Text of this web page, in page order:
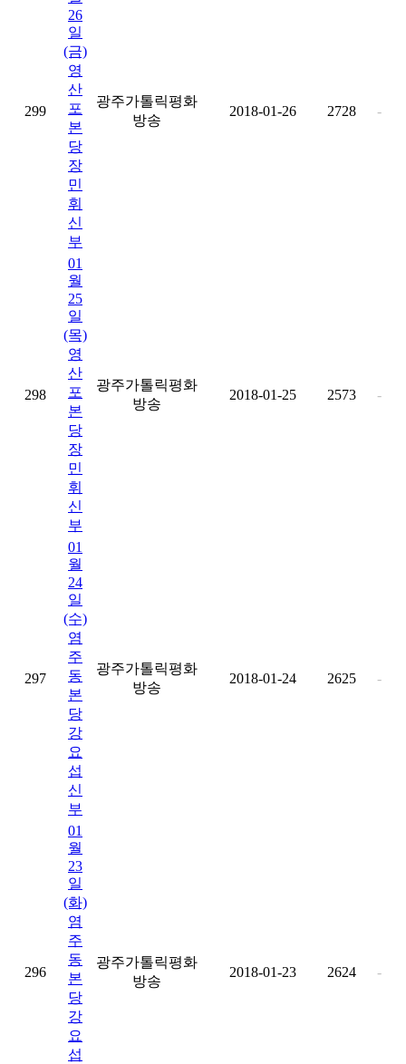
299
26
일
(금)
영
산
포
본
당
장
민
휘
신
부
광주가톨릭평화
방송
2018-01-26 2728 -
298
01
월
25
일
(목)
영
산
포
본
당
장
민
휘
신
부
광주가톨릭평화
방송
2018-01-25 2573 -
297
01
월
24
일
(수)
염
주
동
본
당
강
요
섭
신
부
광주가톨릭평화
방송
2018-01-24 2625 -
296
01
월
23
일
(화)
염
주
동
본
당
강
요
섭
광주가톨릭평화
방송
2018-01-23 2624 -